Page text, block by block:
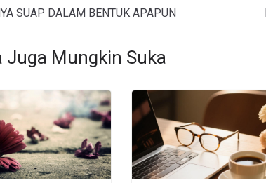
SUAP DALAM BENTUK APAPUN
Juga Mungkin Suka